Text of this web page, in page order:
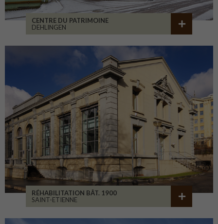
CENTRE DU PATRIMOINE
DEHLINGEN
RÉHABILITATION BÂT. 1900
SAINT-ETIENNE